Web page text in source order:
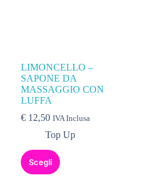
LIMONCELLO –
SAPONE DA
MASSAGGIO CON
LUFFA
€ 12,50 IVA Inclusa
Top Up
Scegli